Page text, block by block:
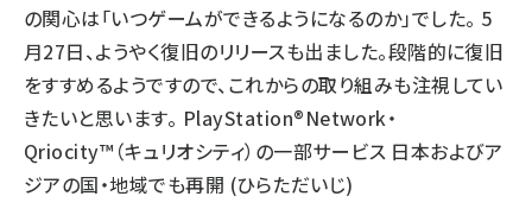
の関心は「いつゲームができるようになるのか」でした。 5
月27日、ようやく復旧のリリースも出ました。段階的に復旧
をすすめるようですので、これからの取り組みも注視してい
きたいと思います。 PlayStation®Network・
Qriocity™（キュリオシティ）の一部サービス 日本およびア
ジアの国・地域でも再開 (ひらただいじ)